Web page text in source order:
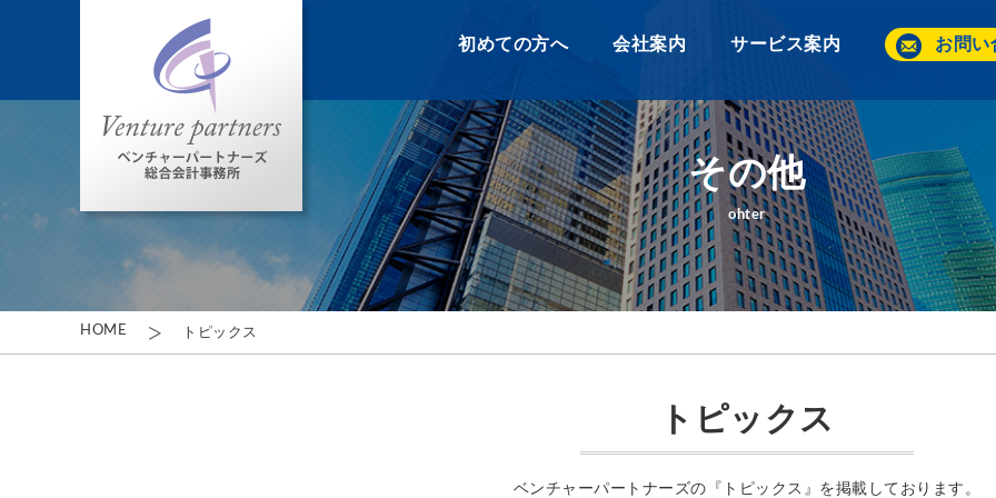
初めての方へ 会社案内 サービス案内 お問い
その他
ohter
HOME トピックス
トピックス
ベンチャーパートナーズの『トピックス』を掲載しております。